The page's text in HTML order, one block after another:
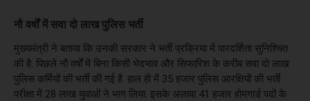
नौ वर्षों में सवा दो लाख पुलिस भर्ती
मुख्यमंत्री ने बताया कि उनकी सरकार ने भर्ती प्रक्रिया में पारदर्शिता सुनिश्चित
की है. पिछले नौ वर्षों में बिना किसी भेदभाव और सिफारिश के करीब सवा दो लाख
पुलिस कर्मियों की भर्ती की गई है. हाल ही में 35 हजार पुलिस आरक्षियों की भर्ती
परीक्षा में 28 लाख युवाओं ने भाग लिया. इसके अलावा 41 हजार होमगार्ड पदों के